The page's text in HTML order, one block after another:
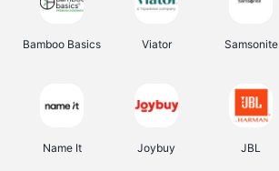
Bamboo Basics Viator Samsonite
Name It Joybuy JBL